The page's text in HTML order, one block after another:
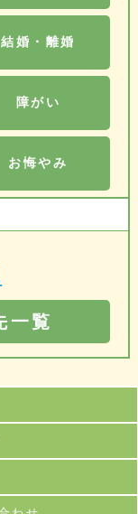
結婚・離婚
障がい
お悔やみ
一覧